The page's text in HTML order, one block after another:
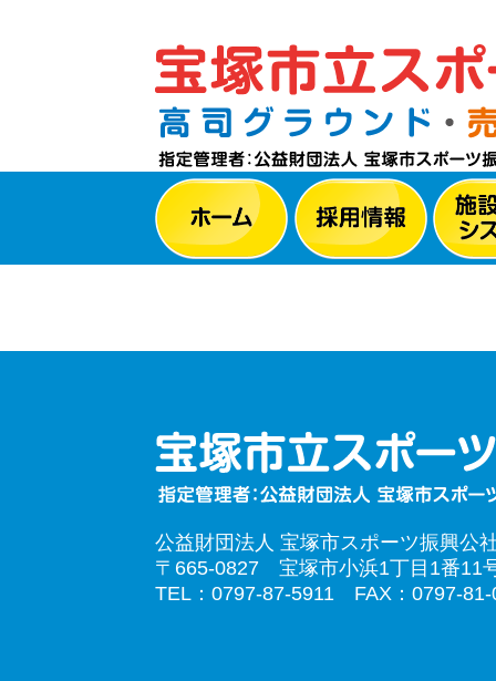
公益財団法人 宝塚市スポーツ振興公
〒665-0827 宝塚市小浜1丁目1番11
TEL：0797-87-5911 FAX：0797-81-